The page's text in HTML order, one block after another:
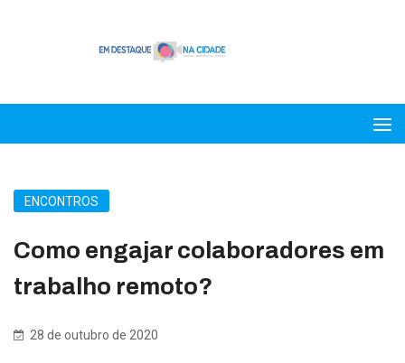
ENCONTROS
Como engajar colaboradores em
trabalho remoto?
28 de outubro de 2020